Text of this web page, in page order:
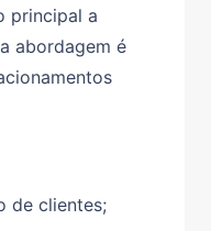
principal a
abordagem é
de clientes;